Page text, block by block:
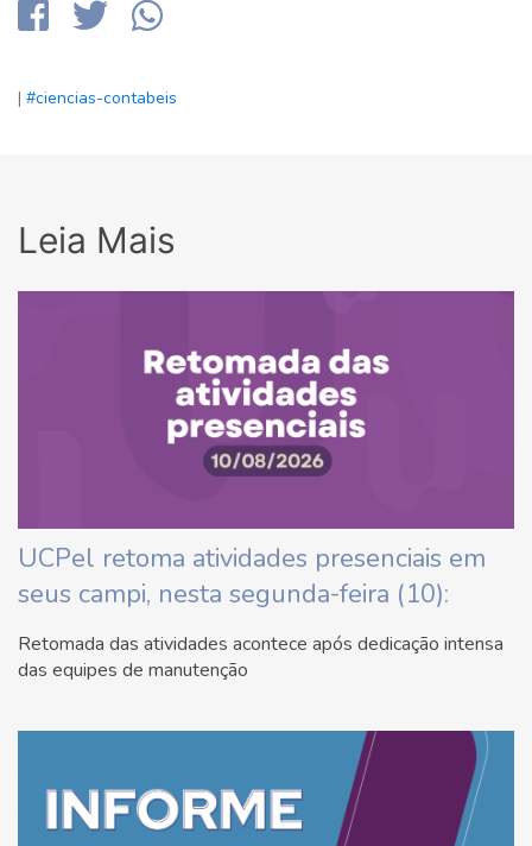
| #ciencias-contabeis
Leia Mais
UCPel retoma atividades presenciais em
seus campi, nesta segunda-feira (10):
Retomada das atividades acontece após dedicação intensa
das equipes de manutenção